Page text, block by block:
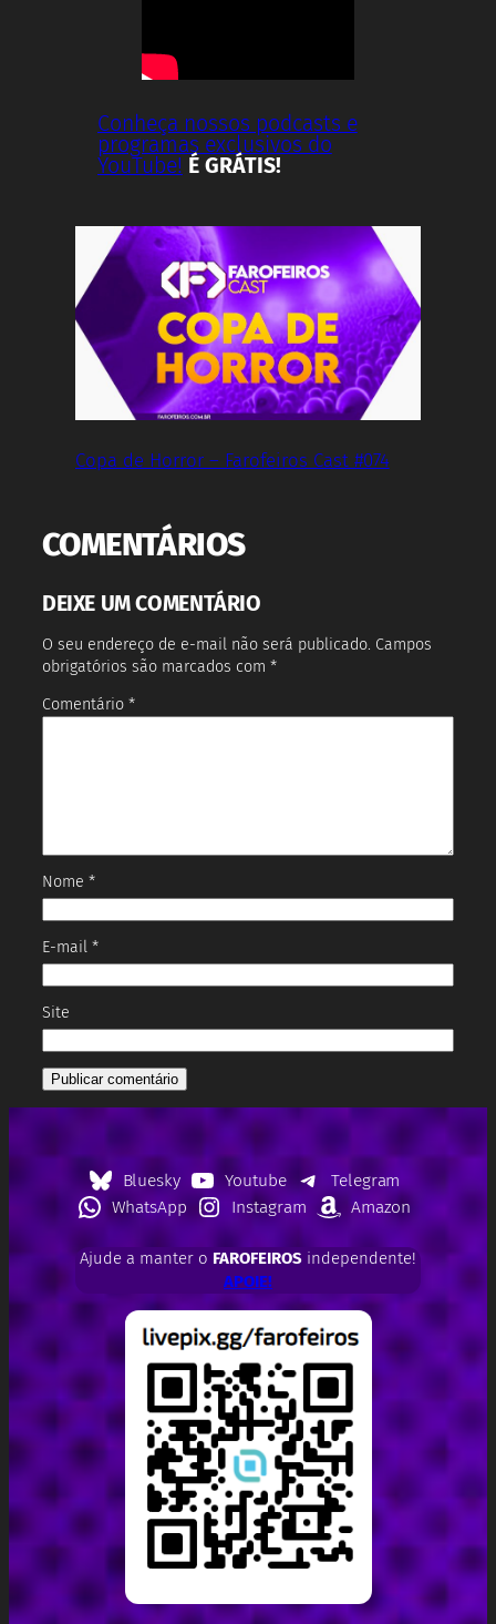
Conheça nossos podcasts e
programas exclusivos do
YouTube! É GRÁTIS!
Copa de Horror – Farofeiros Cast #074
COMENTÁRIOS
DEIXE UM COMENTÁRIO
O seu endereço de e-mail não será publicado. Campos
obrigatórios são marcados com *
Comentário *
Nome *
E-mail *
Site
Bluesky Youtube
Telegram
WhatsApp
Instagram Amazon
Ajude a manter o FAROFEIROSindependente!
APOIE!